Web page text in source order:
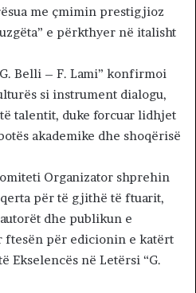
me çmimin prestigjioz
e përkthyer në italisht
Belli – F. Lami” konfirmoi
si instrument dialogu,
talentit, duke forcuar lidhjet
akademike dhe shoqërisë
Organizator shprehin
për të gjithë të ftuarit,
dhe publikun e
ftesën për edicionin e katërt
Ekselencës në Letërsi “G.